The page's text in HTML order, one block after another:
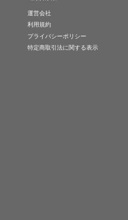
運営会社
利用規約
プライバシーポリシー
特定商取引法に関する表示